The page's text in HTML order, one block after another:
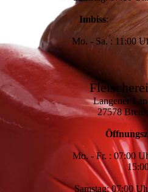
Imbiss:
Mo. - Sa. : 11:00
Langener
27578
Mo. - Fr. : 07:00
15:00 Uhr -
Samstag: 07:00